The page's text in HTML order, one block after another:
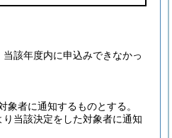
当該年度内に申込みできなかっ
者に通知するものとする。
り当該決定をした対象者に通知